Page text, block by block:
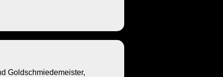
Goldschmiedemeister,